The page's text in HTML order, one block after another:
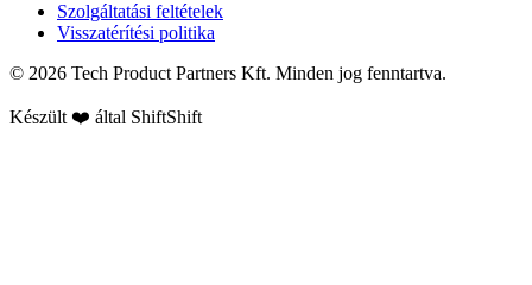
Szolgáltatási feltételek
Visszatérítési politika
© 2026 Tech Product Partners Kft. Minden jog fenntartva.
Készült ❤️ által ShiftShift